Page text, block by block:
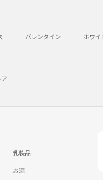
バレンタイン ホワイ
乳製品
お酒